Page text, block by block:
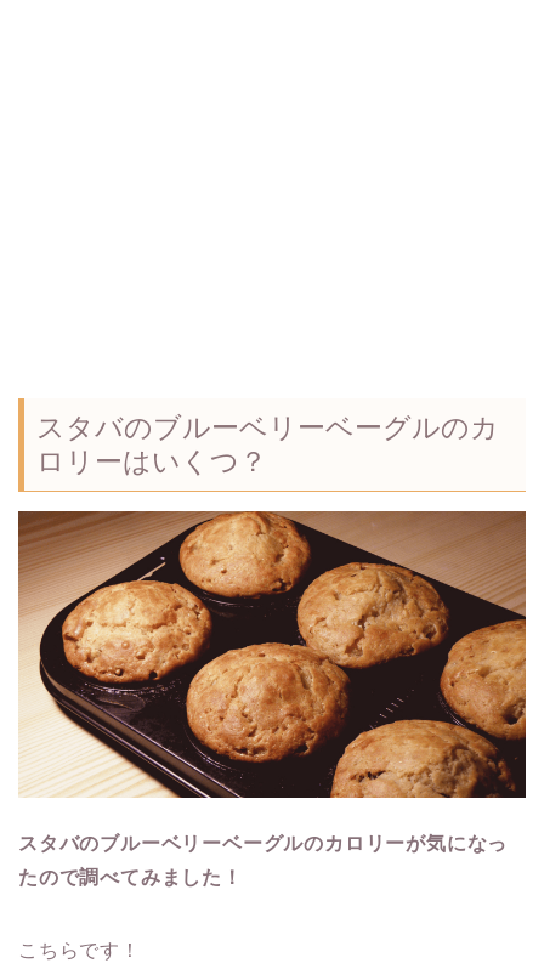
スタバのブルーベリーベーグルのカ
ロリーはいくつ？
スタバのブルーベリーベーグルのカロリーが気になっ
たので調べてみました！
こちらです！